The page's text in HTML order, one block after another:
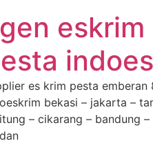
eskrim
es krim pesta emberan
bekasi – jakarta –
– cikarang – bandung –